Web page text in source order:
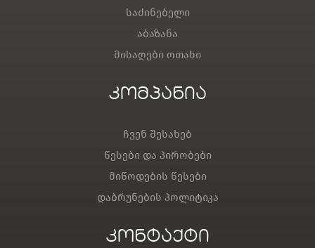
საძინებელი
აბაზანა
მისაღები ოთახი
კომპანია
ჩვენ შესახებ
წესები და პირობები
მიწოდების წესები
დაბრუნების პოლიტიკა
კონტაქტი